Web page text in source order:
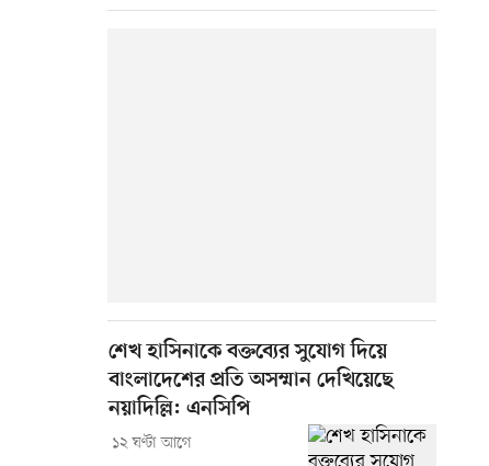
শেখ হাসিনাকে বক্তব্যের সুযোগ দিয়ে
বাংলাদেশের প্রতি অসম্মান দেখিয়েছে
নয়াদিল্লি: এনসিপি
১২ ঘণ্টা আগে